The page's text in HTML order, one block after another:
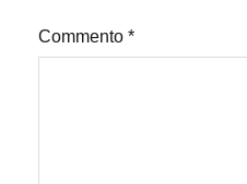
Commento *